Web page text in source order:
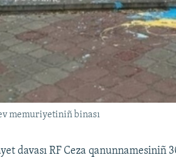
memuriyetiniñ binası
davası RF Ceza qanunnamesiniñ